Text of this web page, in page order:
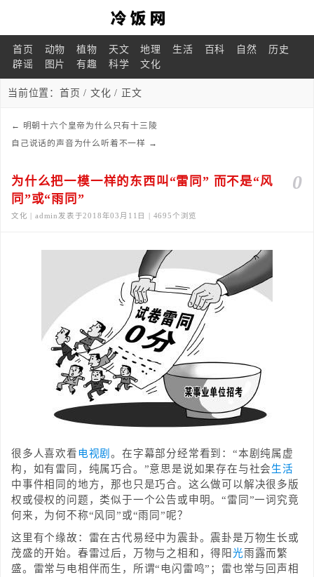
首页 动物 植物 天文 地理 生活 百科 自然
历史
辟谣
图片 有趣 科学 文化
当前位置： 首页 /文化 / 正文
← 明朝十六个皇帝为什么只有十三陵
自己说话的声音为什么听着不一样 →
0
为什么把一模一样的东西叫“雷同” 而不是“风
同”或“雨同”
文化 | admin发表于2018年03月11日 | 4695个浏览
很多人喜欢看电视剧。在字幕部分经常看到：“本剧纯属虚
构，如有雷同，纯属巧合。”意思是说如果存在与社会生活
中事件相同的地方，那也只是巧合。这么做可以解决很多版
权或侵权的问题，类似于一个公告或申明。“雷同”一词究竟
何来，为何不称“风同”或“雨同”呢？
这里有个缘故：雷在古代易经中为震卦。震卦是万物生长或
茂盛的开始。春雷过后，万物与之相和，得阳光雨露而繁
盛。雷常与电相伴而生，所谓“电闪雷鸣”；雷也常与回声相